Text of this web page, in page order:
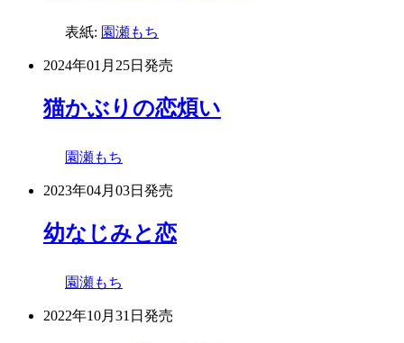
表紙: 園瀬もち
2024年01月25日 発売
猫かぶりの恋煩い
園瀬もち
2023年04月03日 発売
幼なじみと恋
園瀬もち
2022年10月31日 発売